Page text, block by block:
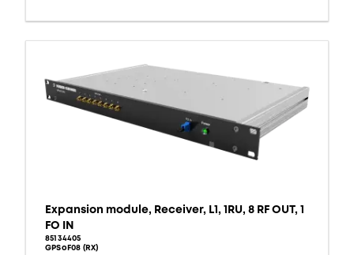
Expansion module, Receiver, L1, 1RU, 8 RF OUT, 1
FO IN
85134405
GPSoF08 (RX)